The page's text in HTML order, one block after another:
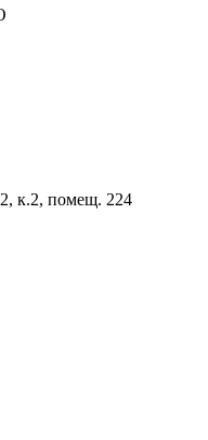
к.2, помещ. 224